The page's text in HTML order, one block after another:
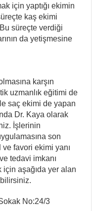
için yaptığı ekimin
kaş ekimi
Bu süreçte verdiği
da yetişmesine
karşın
uzmanlık eğitimi de
saç ekimi de yapan
Dr. Kaya olarak
İşlerinin
son
favori ekimi yanı
tedavi imkanı
aşağıda yer alan
No:24/3